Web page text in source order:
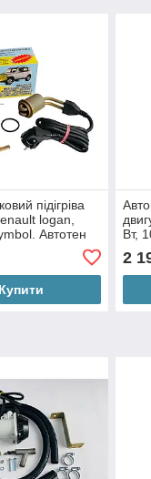
підігріва
logan,
Автотен
Купити
Вт,
2